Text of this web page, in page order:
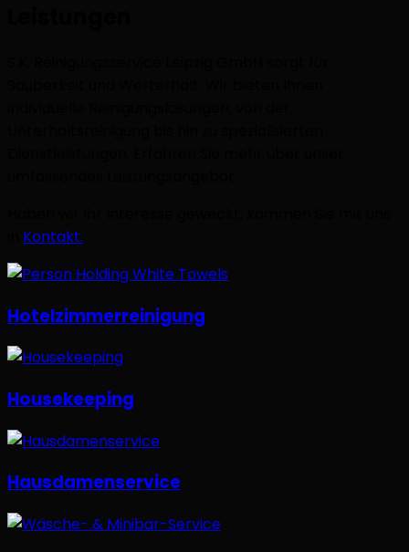
Kontakt.
Hotelzimmerreinigung
Housekeeping
Hausdamenservice